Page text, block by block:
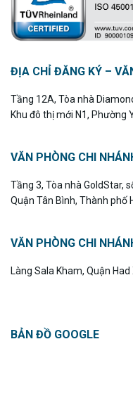
ĐỊA CHỈ ĐĂNG KÝ –
Tầng 12A, Tòa nhà
Khu đô thị mới N1, Phường
VĂN PHÒNG CHI
Tầng 3, Tòa nhà GoldStar,
Quận Tân Bình, Thành phố
VĂN PHÒNG CHI
Làng Sala Kham, Quận
BẢN ĐỒ GOOGLE